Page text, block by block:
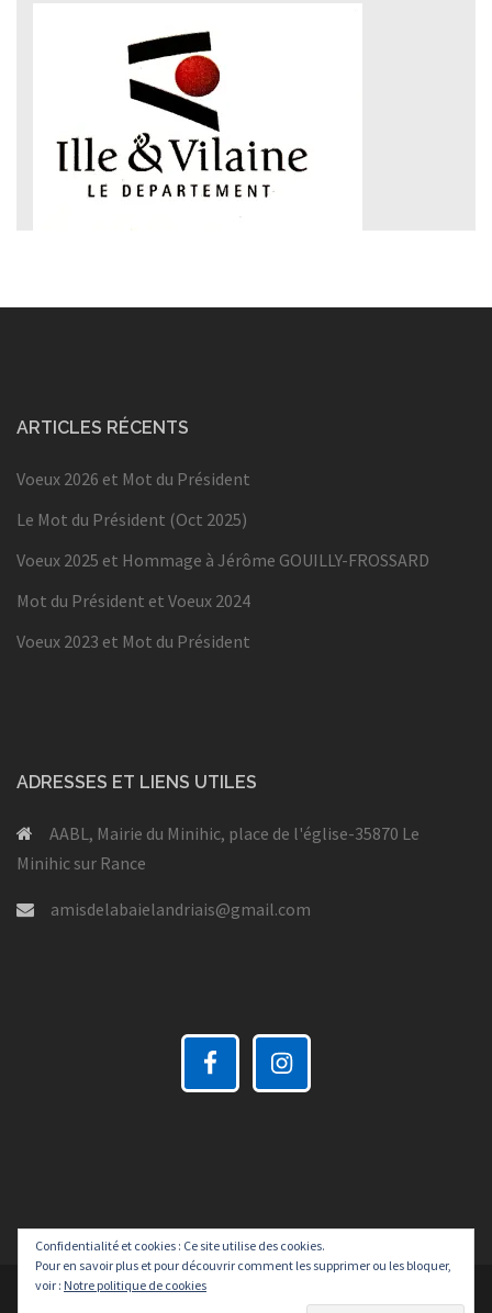
ARTICLES RÉCENTS
Voeux 2026 et Mot du Président
Le Mot du Président (Oct 2025)
Voeux 2025 et Hommage à Jérôme GOUILLY-FROSSARD
Mot du Président et Voeux 2024
Voeux 2023 et Mot du Président
ADRESSES ET LIENS UTILES
AABL, Mairie du Minihic, place de l'église-35870 Le
Minihic sur Rance
amisdelabaielandriais@gmail.com
Thème :Sydneypar
Confidentialité et cookies : Ce site utilise des cookies.
Pour en savoir plus et pour découvrir comment les supprimer ou les bloquer,
voir : Notre politique de cookies